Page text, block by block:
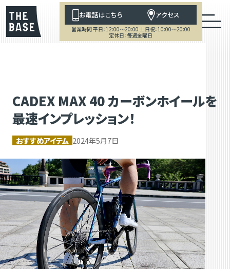
お電話はこちら アクセス
営業時間 平日：12:00～20:00 土日祝：10:00～20:00
定休日：毎週金曜日
CADEX MAX 40 カーボンホイールを
最速インプレッション！
おすすめアイテム 2024年5月7日